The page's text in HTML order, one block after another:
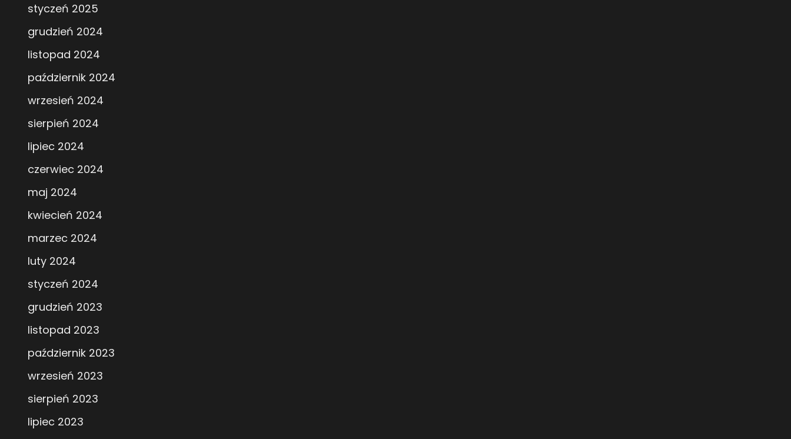
styczeń 2025
grudzień 2024
listopad 2024
październik 2024
wrzesień 2024
sierpień 2024
lipiec 2024
czerwiec 2024
maj 2024
kwiecień 2024
marzec 2024
luty 2024
styczeń 2024
grudzień 2023
listopad 2023
październik 2023
wrzesień 2023
sierpień 2023
lipiec 2023